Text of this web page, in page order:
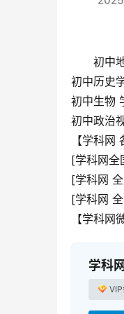
初中
初中历史
初中生物
初中政治
【学科
[学科网全
[学科网
[学科网
【学科
学科